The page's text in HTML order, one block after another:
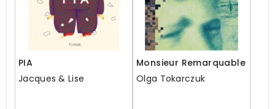
PIA
Jacques & Lise
Monsieur Remarquable
Olga Tokarczuk